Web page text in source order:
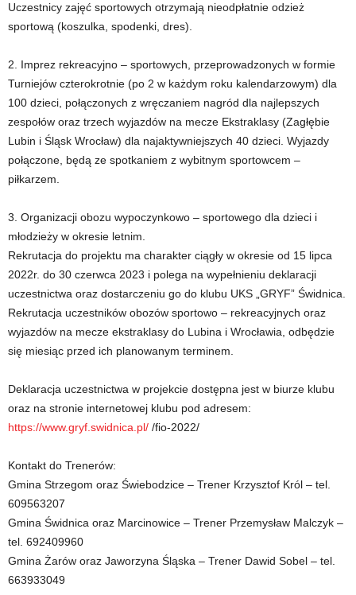
Uczestnicy zajęć sportowych otrzymają nieodpłatnie odzież
sportową (koszulka, spodenki, dres).
2. Imprez rekreacyjno – sportowych, przeprowadzonych w formie
Turniejów czterokrotnie (po 2 w każdym roku kalendarzowym) dla
100 dzieci, połączonych z wręczaniem nagród dla najlepszych
zespołów oraz trzech wyjazdów na mecze Ekstraklasy (Zagłębie
Lubin i Śląsk Wrocław) dla najaktywniejszych 40 dzieci. Wyjazdy
połączone, będą ze spotkaniem z wybitnym sportowcem –
piłkarzem.
3. Organizacji obozu wypoczynkowo – sportowego dla dzieci i
młodzieży w okresie letnim.
Rekrutacja do projektu ma charakter ciągły w okresie od 15 lipca
2022r. do 30 czerwca 2023 i polega na wypełnieniu deklaracji
uczestnictwa oraz dostarczeniu go do klubu UKS „GRYF” Świdnica.
Rekrutacja uczestników obozów sportowo – rekreacyjnych oraz
wyjazdów na mecze ekstraklasy do Lubina i Wrocławia, odbędzie
się miesiąc przed ich planowanym terminem.
Deklaracja uczestnictwa w projekcie dostępna jest w biurze klubu
oraz na stronie internetowej klubu pod adresem:
https://www.gryf.swidnica.pl/ /fio-2022/
Kontakt do Trenerów:
Gmina Strzegom oraz Świebodzice – Trener Krzysztof Król – tel.
609563207
Gmina Świdnica oraz Marcinowice – Trener Przemysław Malczyk –
tel. 692409960
Gmina Żarów oraz Jaworzyna Śląska – Trener Dawid Sobel – tel.
663933049